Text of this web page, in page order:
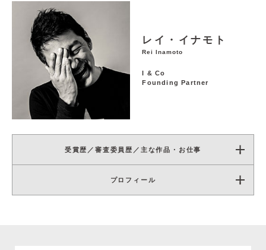
レイ・イナモト
Rei Inamoto
I & Co
Founding Partner
受賞歴／審査委員歴／主な作品・お仕事
プロフィール